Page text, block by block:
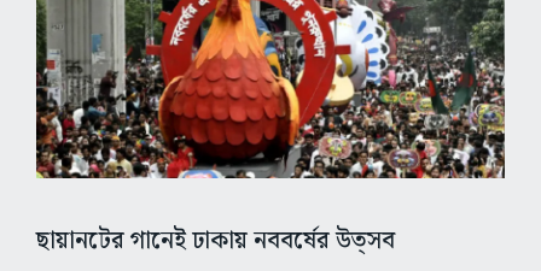
ছায়ানটের গানেই ঢাকায় নববর্ষের উত্সব